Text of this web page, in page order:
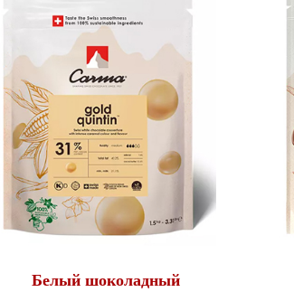
Белый шоколадный